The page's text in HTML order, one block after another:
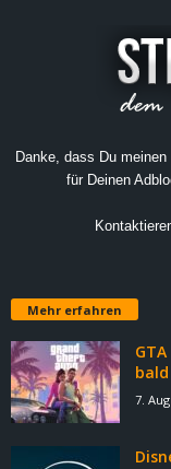
Danke, dass Du
für Deinen
Mehr erfahren
7.